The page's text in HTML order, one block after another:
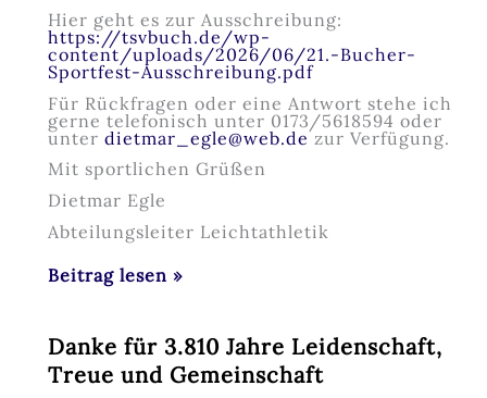
Hier geht es zur Ausschreibung:
https://tsvbuch.de/wp-
content/uploads/2026/06/21.-Bucher-
Sportfest-Ausschreibung.pdf
Für Rückfragen oder eine Antwort stehe ich
gerne telefonisch unter 0173/5618594 oder
unter dietmar_egle@web.dezur Verfügung.
Mit sportlichen Grüßen
Dietmar Egle
Abteilungsleiter Leichtathletik
21.
Bucher
Beitrag lesen »
Danke für 3.810 Jahre Leidenschaft,
Treue und Gemeinschaft